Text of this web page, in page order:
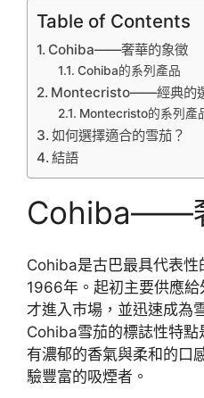
Table of Contents
Cohiba——奢華的象徵
Cohiba的系列產品
Montecristo——經典的
Montecristo的系列產
如何選擇適合的雪茄？
結語
Cohiba——
Cohiba是古巴最具代表
1966年。起初主要供應
才進入市場，並迅速成為
Cohiba雪茄的標誌性特
有濃郁的香氣與柔和的口
驗豐富的吸煙者。